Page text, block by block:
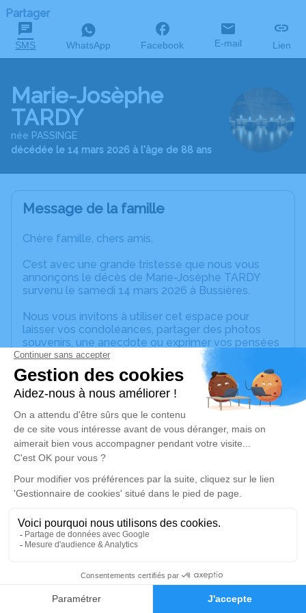
Faire-part Hommages
Partager
SMS WhatsApp Facebook E-mail Lien
Marie-Josèphe
TARDY
née PASSINGE
décédée le 14 mars 2026 à l'âge de 88 ans
Message de la famille
Chère famille, chers amis,
C’est avec une grande tristesse que nous vous
annonçons le décès de Marie-Josèphe TARDY
survenu le samedi 14 mars 2026 à Bussières.
Nous vous invitons à utiliser cet espace pour
laisser vos condoléances, partager des photos
souvenirs, une anecdote ou exprimer vos pensées
à travers des poèmes ou des textes. Cet endroit
est un lieu d'expression dédié à honorer la
mémoire de Marie-Josèphe TARDY.
Un service de plantation d’arbre hommage est
disponible ici.
Cérémonie religieuse
mercredi 18 mars 2026 à 14h30
Église de Montrottier
Place de l'église
Je rends hommage